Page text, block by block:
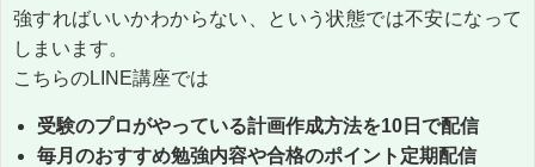
強すればいいかわからない、という状態では不安になって
しまいます。
こちらのLINE講座では
受験のプロがやっている計画作成方法を10日で配信
毎月のおすすめ勉強内容や合格のポイント定期配信